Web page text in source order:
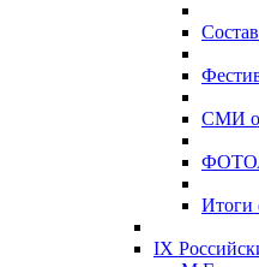
СМИ о
Итоги
IX